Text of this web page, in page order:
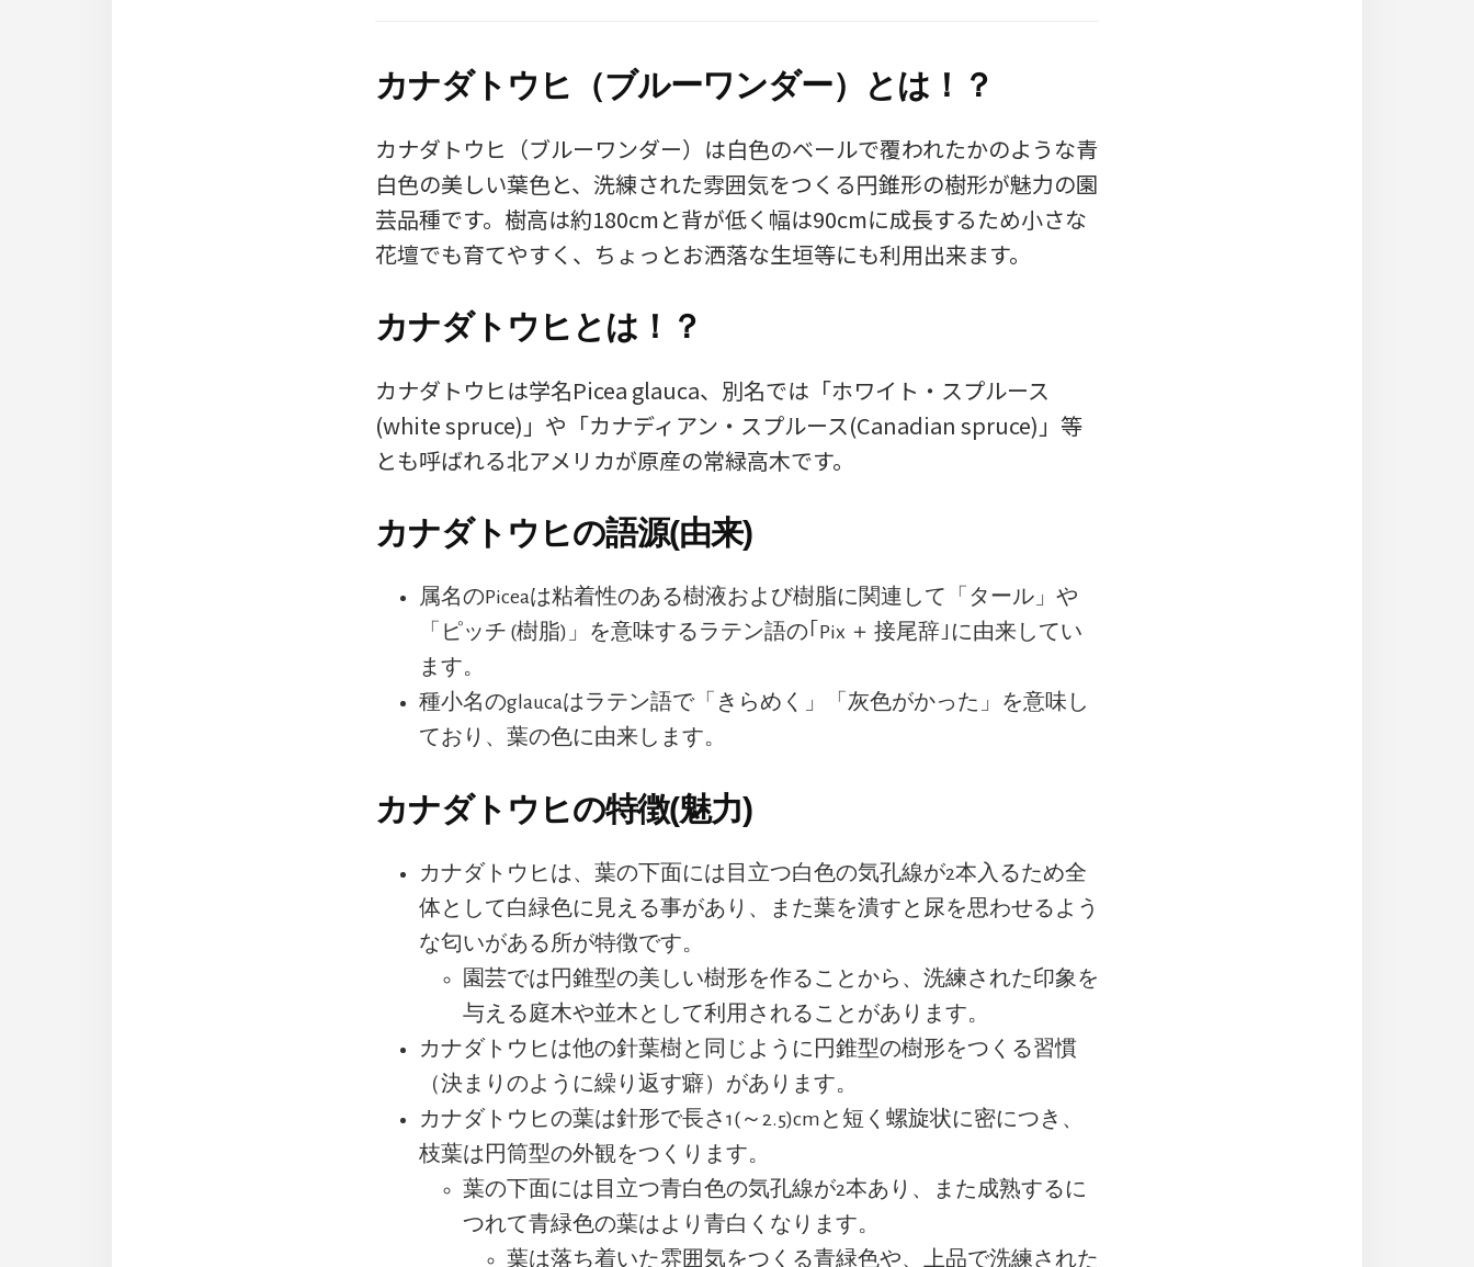
カナダトウヒ（ブルーワンダー）とは！？
カナダトウヒ（ブルーワンダー）は白色のベールで覆われたかのような青
白色の美しい葉色と、洗練された雰囲気をつくる円錐形の樹形が魅力の園
芸品種です。樹高は約180cmと背が低く幅は90cmに成長するため小さな
花壇でも育てやすく、ちょっとお洒落な生垣等にも利用出来ます。
カナダトウヒとは！？
カナダトウヒは学名Picea glauca、別名では「ホワイト・スプルース
(white spruce)」や「カナディアン・スプルース(Canadian spruce)」等
とも呼ばれる北アメリカが原産の常緑高木です。
カナダトウヒの語源(由来)
属名のPiceaは粘着性のある樹液および樹脂に関連して「タール」や
「ピッチ (樹脂)」を意味するラテン語の｢Pix ＋ 接尾辞｣に由来してい
ます。
種小名のglaucaはラテン語で「きらめく」「灰色がかった」を意味し
ており、葉の色に由来します。
カナダトウヒの特徴(魅力)
カナダトウヒは、葉の下面には目立つ白色の気孔線が2本入るため全
体として白緑色に見える事があり、また葉を潰すと尿を思わせるよう
な匂いがある所が特徴です。
園芸では円錐型の美しい樹形を作ることから、洗練された印象を
与える庭木や並木として利用されることがあります。
カナダトウヒは他の針葉樹と同じように円錐型の樹形をつくる習慣
（決まりのように繰り返す癖）があります。
カナダトウヒの葉は針形で長さ1(～2.5)cmと短く螺旋状に密につき、
枝葉は円筒型の外観をつくります。
葉の下面には目立つ青白色の気孔線が2本あり、また成熟するに
つれて青緑色の葉はより青白くなります。
葉は落ち着いた雰囲気をつくる青緑色や、上品で洗練された